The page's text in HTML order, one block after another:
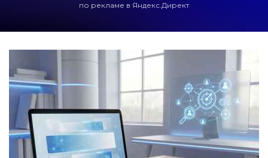
по рекламе в Яндекс.Директ